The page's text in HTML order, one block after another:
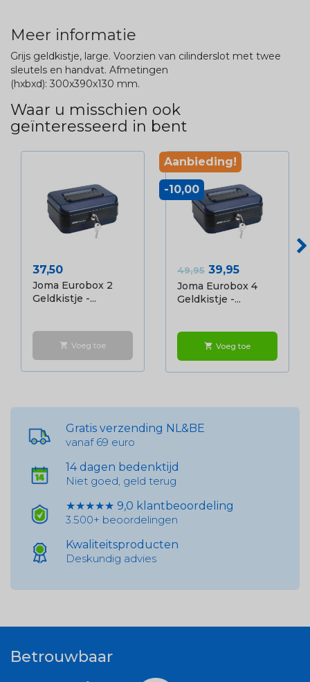
Meer informatie
Grijs geldkistje, large. Voorzien van cilinderslot met twee
sleutels en handvat. Afmetingen
(hxbxd): 300x390x130 mm.
Waar u misschien ook
geïnteresseerd in bent
Prijs
37,50
Joma Eurobox 2
Geldkistje -...
shopping_cart Voeg toe
Normale prijs
49,95 Prijs
39,95
Joma Eurobox 4
Geldkistje -...
shopping_cart Voeg toe
Aanbieding!
-10,00
Gratis verzending NL&BE
vanaf 69 euro
14 dagen bedenktijd
Niet goed, geld terug
★★★★★ 9,0 klantbeoordeling
3.500+ beoordelingen
Kwaliteitsproducten
Deskundig advies
Betrouwbaar